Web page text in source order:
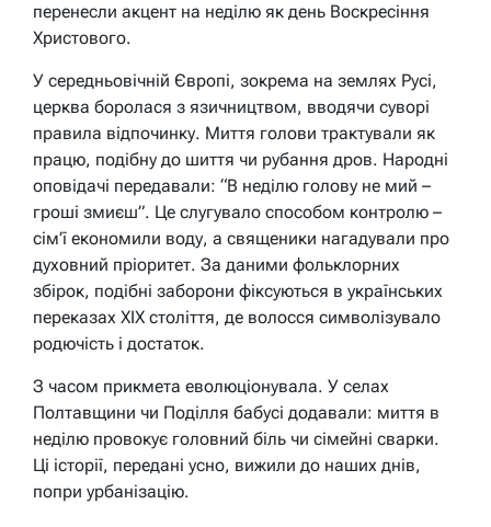
перенесли акцент на неділю як день Воскресіння
Христового.
У середньовічній Європі, зокрема на землях Русі,
церква боролася з язичництвом, вводячи суворі
правила відпочинку. Миття голови трактували як
працю, подібну до шиття чи рубання дров. Народні
оповідачі передавали: “В неділю голову не мий –
гроші змиєш”. Це слугувало способом контролю –
сім’ї економили воду, а священики нагадували про
духовний пріоритет. За даними фольклорних
збірок, подібні заборони фіксуються в українських
переказах XIX століття, де волосся символізувало
родючість і достаток.
З часом прикмета еволюціонувала. У селах
Полтавщини чи Поділля бабусі додавали: миття в
неділю провокує головний біль чи сімейні сварки.
Ці історії, передані усно, вижили до наших днів,
попри урбанізацію.